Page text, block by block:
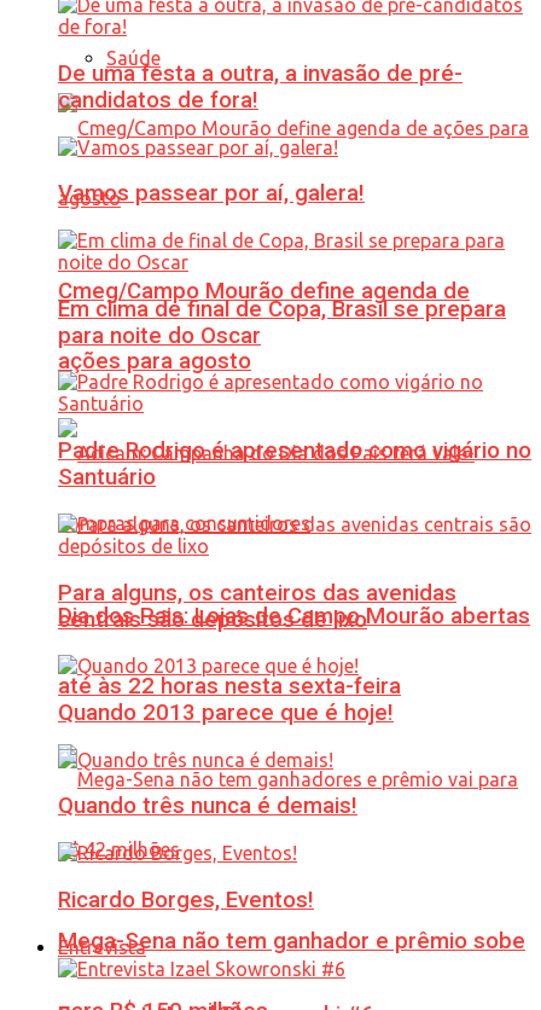
Saúde
Cmeg/Campo Mourão define agenda de
ações para agosto
Dia dos Pais: Lojas de Campo Mourão abertas
até às 22 horas nesta sexta-feira
Mega-Sena não tem ganhador e prêmio sobe
De uma festa a outra, a invasão de pré-
candidatos de fora!
Vamos passear por aí, galera!
Em clima de final de Copa, Brasil se prepara
para noite do Oscar
Padre Rodrigo é apresentado como vigário no
Santuário
Para alguns, os canteiros das avenidas
centrais são depósitos de lixo
Quando 2013 parece que é hoje!
Quando três nunca é demais!
Ricardo Borges, Eventos!
Entrevista